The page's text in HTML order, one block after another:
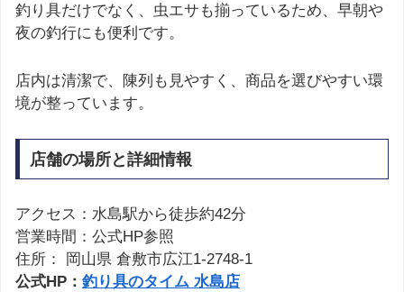
釣り具だけでなく、虫エサも揃っているため、早朝や
夜の釣行にも便利です。
店内は清潔で、陳列も見やすく、商品を選びやすい環
境が整っています。
店舗の場所と詳細情報
アクセス：水島駅から徒歩約42分
営業時間：公式HP参照
住所： 岡山県 倉敷市広江1-2748-1
公式HP： 釣り具のタイム 水島店